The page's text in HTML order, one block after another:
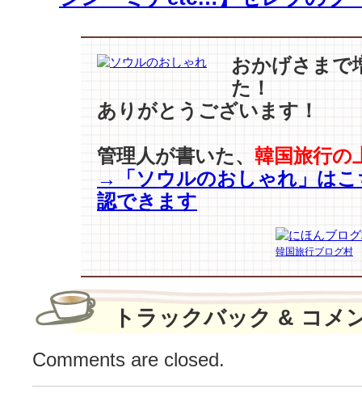
3
国
を
除
位…。
日
本
ラ
マ
で
走
おかげさまで
た！
ありがとうございます！
管理人が書いた、 韓国旅行の
→「ソウルのおしゃれ」はこ
認できます
韓国旅行ブログ村
トラックバック & コメ
Comments are closed.